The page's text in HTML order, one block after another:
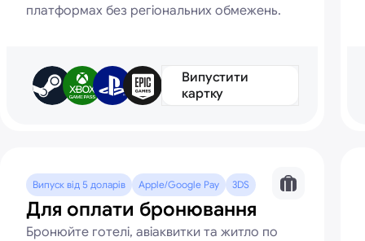
платформах без регіональних обмежень.
Випустити
картку
Випуск від 5 доларів Apple/Google Pay 3DS
Для оплати бронювання
Бронюйте готелі, авіаквитки та житло по